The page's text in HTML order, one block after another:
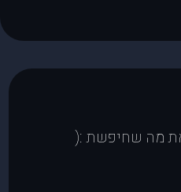
מה שחיפשת :(